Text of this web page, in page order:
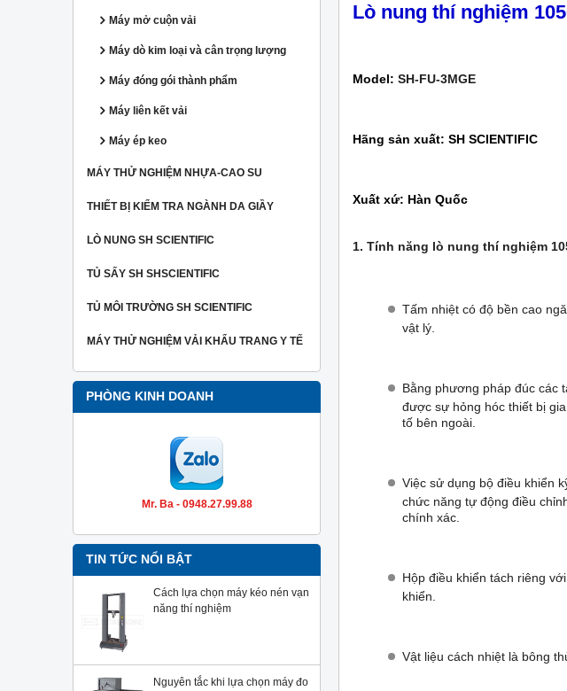
Máy mở cuộn vải
Máy dò kim loại và cân trọng lượng
Máy đóng gói thành phẩm
Máy liên kết vải
Máy ép keo
MÁY THỬ NGHIỆM NHỰA-CAO SU
THIẾT BỊ KIỂM TRA NGÀNH DA GIẦY
LÒ NUNG SH SCIENTIFIC
TỦ SẤY SH SHSCIENTIFIC
TỦ MÔI TRƯỜNG SH SCIENTIFIC
MÁY THỬ NGHIỆM VẢI KHẨU TRANG Y TẾ
PHÒNG KINH DOANH
Mr. Ba - 0948.27.99.88
TIN TỨC NỔI BẬT
Cách lựa chọn máy kéo nén vạn
năng thí nghiệm
Nguyên tắc khi lựa chọn máy đo
Lò nung thí nghiệm
Model: SH-FU-3MGE
Hãng sản xuất: SH SCIENTIFIC
Xuất xứ: Hàn Quốc
1. Tính năng lò nung thí nghiệm
Tấm nhiệt có độ bền cao
vật lý.
Bằng phương pháp đúc các
được sự hỏng hóc thiết bị
tố bên ngoài.
Việc sử dụng bộ điều khiển
chức năng tự động điều
chính xác.
Hộp điều khiển tách riêng
khiển.
Vật liệu cách nhiệt là bông